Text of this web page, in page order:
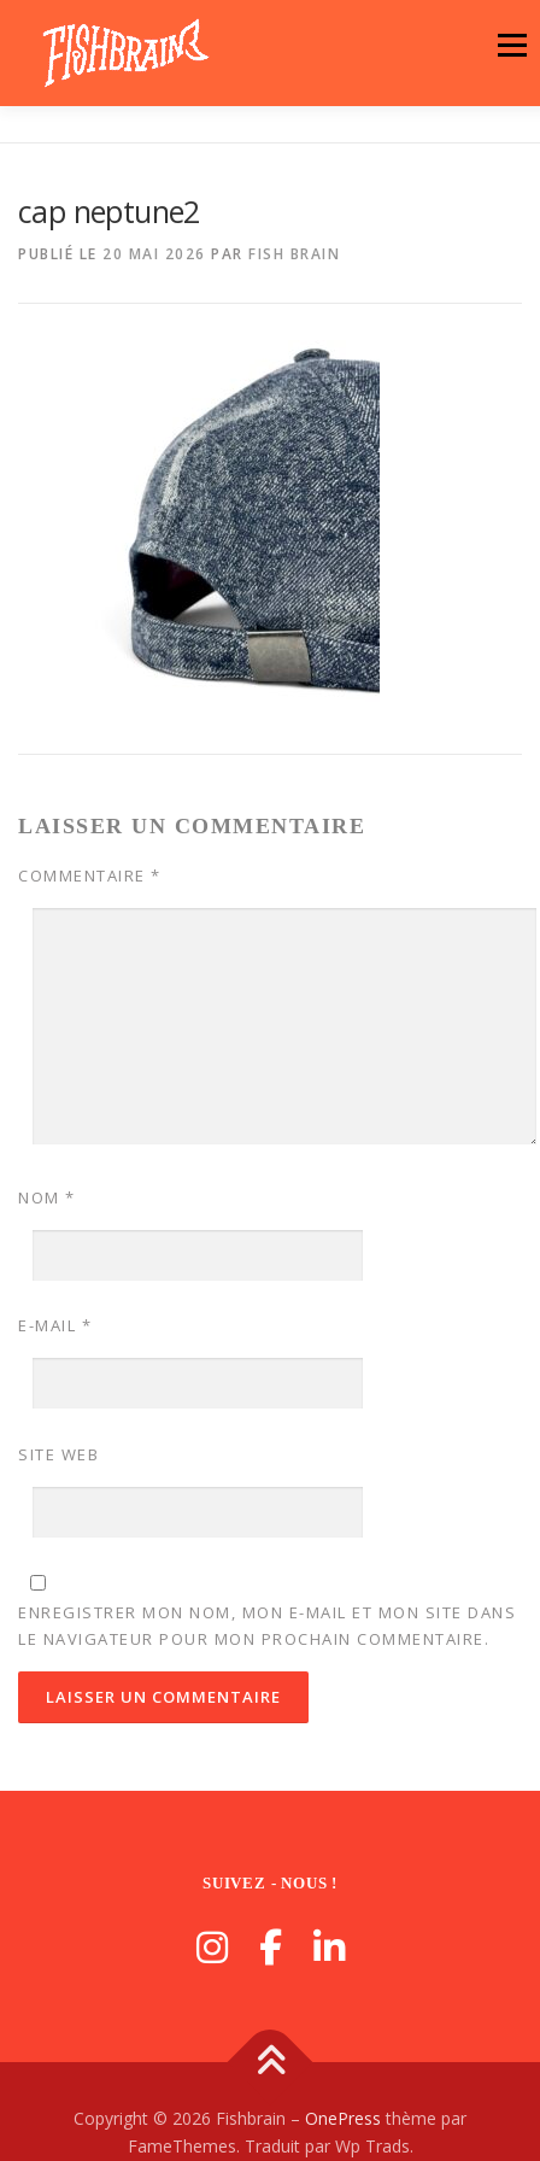
contenu
Menu
LA BOUTIQUE
cap neptune2
PUBLIÉ LE 20 MAI 2026 PAR FISH BRAIN
LAISSER UN COMMENTAIRE
COMMENTAIRE *
NOM *
E-MAIL *
SITE WEB
ENREGISTRER MON NOM, MON E-MAIL ET MON SITE DANS
LE NAVIGATEUR POUR MON PROCHAIN COMMENTAIRE.
SUIVEZ - NOUS !
Copyright © 2026 Fishbrain – OnePress thème par
FameThemes. Traduit par Wp Trads.